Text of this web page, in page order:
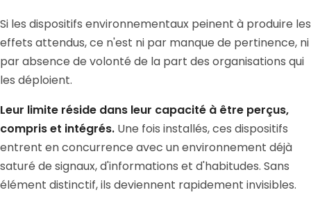
Si les dispositifs environnementaux peinent à produire les
effets attendus, ce n'est ni par manque de pertinence, ni
par absence de volonté de la part des organisations qui
les déploient.
Leur limite réside dans leur capacité à être perçus,
compris et intégrés. Une fois installés, ces dispositifs
entrent en concurrence avec un environnement déjà
saturé de signaux, d'informations et d'habitudes. Sans
élément distinctif, ils deviennent rapidement invisibles.